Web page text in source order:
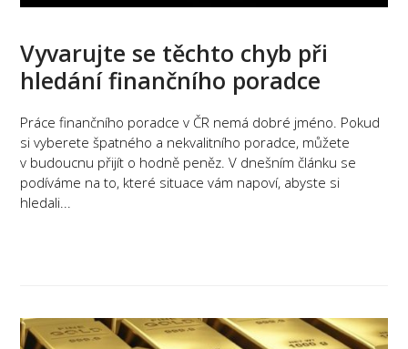
Vyvarujte se těchto chyb při
hledání finančního poradce
Práce finančního poradce v ČR nemá dobré jméno. Pokud
si vyberete špatného a nekvalitního poradce, můžete
v budoucnu přijít o hodně peněz. V dnešním článku se
podíváme na to, které situace vám napoví, abyste si
hledali...